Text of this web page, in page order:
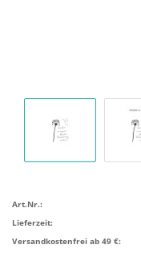
Art.Nr.:
Lieferzeit:
Versandkostenfrei ab 49 €: